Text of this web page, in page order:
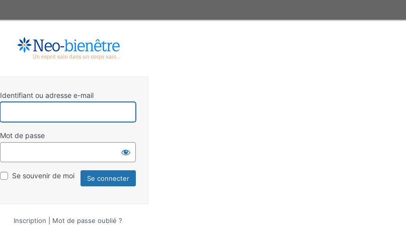
Identifiant ou adresse e-mail
Mot de passe
Se souvenir de moi
Inscription Mot de passe oublié ?